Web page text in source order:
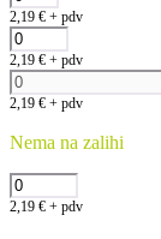
2,19 € + pdv
2,19 € + pdv
2,19 € + pdv
Nema na zalihi
2,19 € + pdv